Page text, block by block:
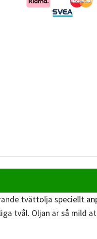
tvättolja speciellt
tvål. Oljan är så mild